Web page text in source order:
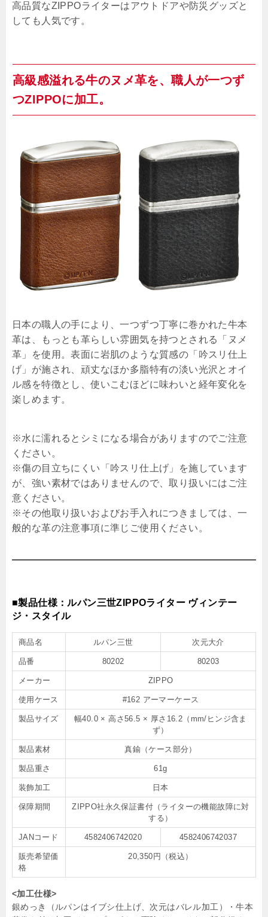
高品質なZIPPOライターはアウトドアや防災グッズと
しても人気です。
高級感溢れる牛のヌメ革を、職人が一つず
つZIPPOに加工。
日本の職人の手により、一つずつ丁寧に巻かれた牛本
革は、もっとも革らしい雰囲気を持つとされる「ヌメ
革」を使用。表面に岩肌のような質感の「吟スリ仕上
げ」が施され、頑丈なほか多脂特有の淡い光沢とオイ
ル感を特徴とし、使いこむほどに味わいと経年変化を
楽しめます。
※水に濡れるとシミになる場合がありますのでご注意
ください。
※傷の目立ちにくい「吟スリ仕上げ」を施しています
が、強い素材ではありませんので、取り扱いにはご注
意ください。
※その他取り扱いおよびお手入れにつきましては、一
般的な革の注意事項に準じご使用ください。
■製品仕様：ルパン三世ZIPPOライター ヴィンテー
ジ・スタイル
商品名 ルパン三世 次元大介
品番 80202 80203
メーカー ZIPPO
使用ケース #162 アーマーケース
製品サイズ
幅40.0 × 高さ56.5 × 厚さ16.2（mm/ヒンジ含ま
ず）
製品素材 真鍮（ケース部分）
製品重さ 61g
装飾加工 日本
保障期間
ZIPPO社永久保証書付（ライターの機能故障に対
する）
JANコード 4582406742020 4582406742037
販売希望価
格
20,350円（税込）
<加工仕様>
銀めっき（ルパンはイブシ仕上げ、次元はバレル加工）・牛本